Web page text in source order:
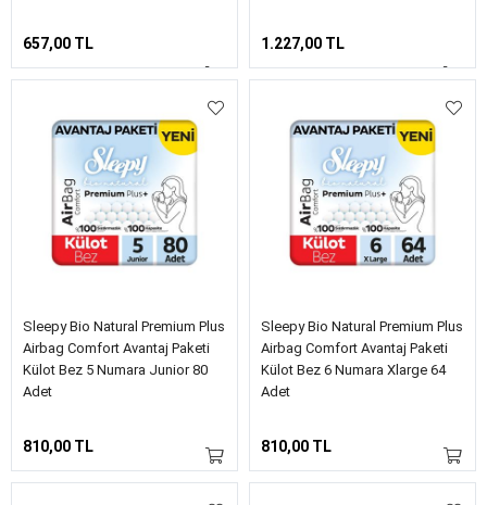
657,00 TL 1.227,00 TL
Sleepy Bio Natural Premium Plus
Airbag Comfort Avantaj Paketi
Külot Bez 5 Numara Junior 80
Adet
810,00 TL
Sleepy Bio Natural Premium Plus
Airbag Comfort Avantaj Paketi
Külot Bez 6 Numara Xlarge 64
Adet
810,00 TL